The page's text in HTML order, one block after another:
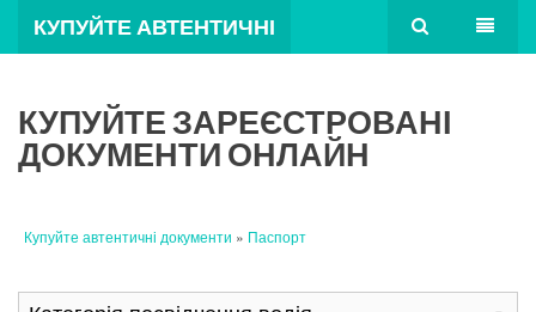
КУПУЙТЕ АВТЕНТИЧНІ
КУПУЙТЕ ЗАРЕЄСТРОВАНІ
ДОКУМЕНТИ ОНЛАЙН
Купуйте автентичні документи » Паспорт